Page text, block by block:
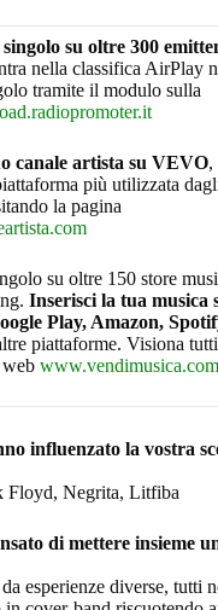
su oltre 300
nella classifica AirPlay
tramite il modulo sulla
canale artista su VEVO,
più utilizzata
la pagina
su oltre 150 store
Inserisci la tua musica
Play, Amazon,
piattaforme. Visiona
www.vendimusica.com
influenzato la vostra
Floyd, Negrita, Litfiba
di mettere insieme
esperienze diverse, tutti